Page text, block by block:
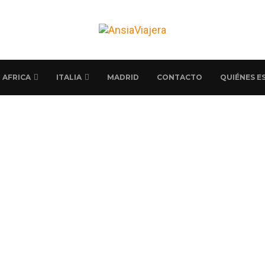
AFRICA ITALIA MADRID CONTACTO QUIÉNES